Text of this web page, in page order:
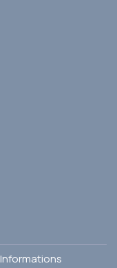
Informations